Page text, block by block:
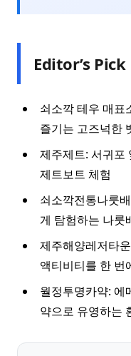
Editor’s Pick
쇠소깍 테우 매표
즐기는 고즈넉한
제주제트: 서귀포
제트보트 체험
쇠소깍전통나룻
게 탐험하는 나룻
제주해양레저타
액티비티를 한 번
월정투명카약: 에
약으로 유영하는